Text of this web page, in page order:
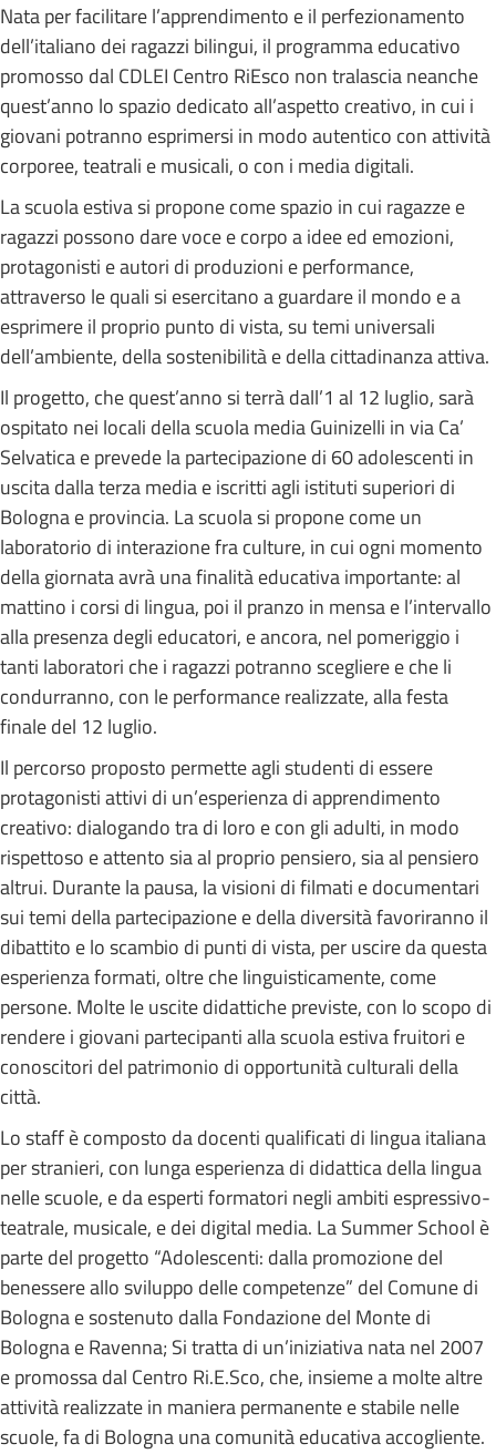
Nata per facilitare l’apprendimento e il perfezionamento
dell’italiano dei ragazzi bilingui, il programma educativo
promosso dal CDLEI Centro RiEsco non tralascia neanche
quest’anno lo spazio dedicato all’aspetto creativo, in cui i
giovani potranno esprimersi in modo autentico con attività
corporee, teatrali e musicali, o con i media digitali.
La scuola estiva si propone come spazio in cui ragazze e
ragazzi possono dare voce e corpo a idee ed emozioni,
protagonisti e autori di produzioni e performance,
attraverso le quali si esercitano a guardare il mondo e a
esprimere il proprio punto di vista, su temi universali
dell’ambiente, della sostenibilità e della cittadinanza attiva.
Il progetto, che quest’anno si terrà dall’1 al 12 luglio, sarà
ospitato nei locali della scuola media Guinizelli in via Ca’
Selvatica e prevede la partecipazione di 60 adolescenti in
uscita dalla terza media e iscritti agli istituti superiori di
Bologna e provincia. La scuola si propone come un
laboratorio di interazione fra culture, in cui ogni momento
della giornata avrà una finalità educativa importante: al
mattino i corsi di lingua, poi il pranzo in mensa e l’intervallo
alla presenza degli educatori, e ancora, nel pomeriggio i
tanti laboratori che i ragazzi potranno scegliere e che li
condurranno, con le performance realizzate, alla festa
finale del 12 luglio.
Il percorso proposto permette agli studenti di essere
protagonisti attivi di un’esperienza di apprendimento
creativo: dialogando tra di loro e con gli adulti, in modo
rispettoso e attento sia al proprio pensiero, sia al pensiero
altrui. Durante la pausa, la visioni di filmati e documentari
sui temi della partecipazione e della diversità favoriranno il
dibattito e lo scambio di punti di vista, per uscire da questa
esperienza formati, oltre che linguisticamente, come
persone. Molte le uscite didattiche previste, con lo scopo di
rendere i giovani partecipanti alla scuola estiva fruitori e
conoscitori del patrimonio di opportunità culturali della
città.
Lo staff è composto da docenti qualificati di lingua italiana
per stranieri, con lunga esperienza di didattica della lingua
nelle scuole, e da esperti formatori negli ambiti espressivo-
teatrale, musicale, e dei digital media. La Summer School è
parte del progetto “Adolescenti: dalla promozione del
benessere allo sviluppo delle competenze” del Comune di
Bologna e sostenuto dalla Fondazione del Monte di
Bologna e Ravenna; Si tratta di un’iniziativa nata nel 2007
e promossa dal Centro Ri.E.Sco, che, insieme a molte altre
attività realizzate in maniera permanente e stabile nelle
scuole, fa di Bologna una comunità educativa accogliente.